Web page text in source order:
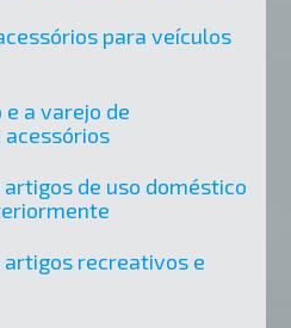
para veículos
a varejo de
de uso doméstico
recreativos e